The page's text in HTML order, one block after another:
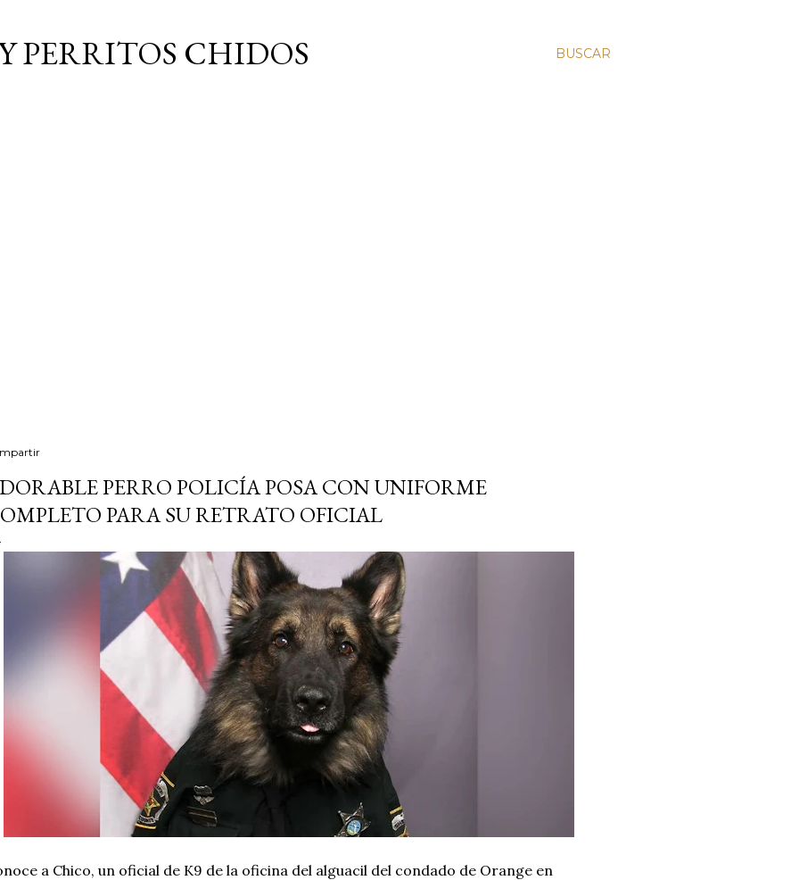
BUSCAR
PERRITOS CHIDOS
PERRO POLICÍA POSA CON UNIFORME
PARA SU RETRATO OFICIAL
a Chico, un oficial de K9 de la oficina del alguacil del condado de Orange en